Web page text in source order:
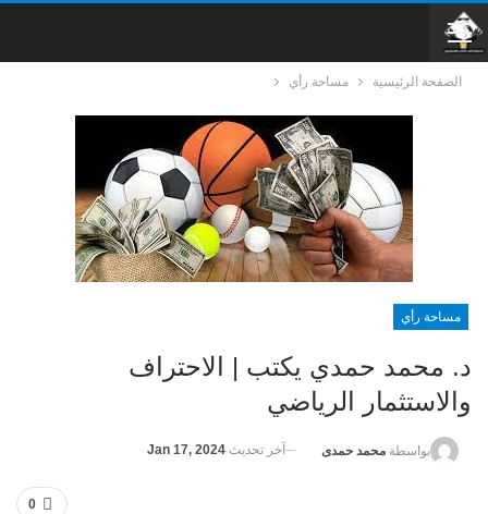
الصفحة الرئيسية مساحة رأي
مساحة رأي
د. محمد حمدي يكتب | الاحتراف
والاستثمار الرياضي
بواسطة محمد حمدى آخر تحديث Jan 17, 2024
0